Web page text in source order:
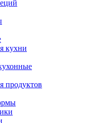
кухни
продуктов